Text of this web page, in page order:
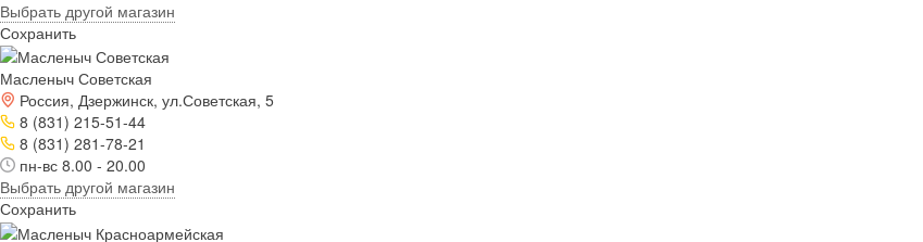
Выбрать другой магазин
Сохранить
Масленыч Советская
Россия, Дзержинск, ул.Советская, 5
8 (831) 215-51-44
8 (831) 281-78-21
пн-вс 8.00 - 20.00
Выбрать другой магазин
Сохранить